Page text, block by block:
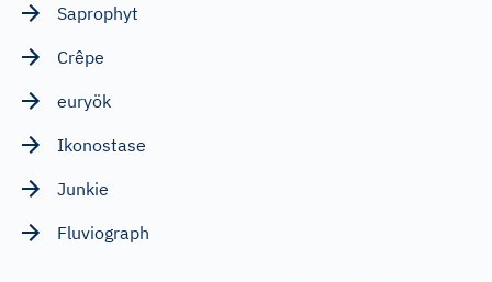
Saprophyt
Crêpe
euryök
Ikonostase
Junkie
Fluviograph